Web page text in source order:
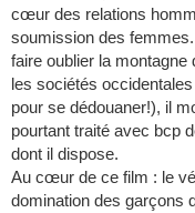
cœur des relations
soumission des
faire oublier la
les sociétés
pour se dédouaner!), il
pourtant traité avec bcp
dont il dispose.
Au cœur de ce film : le
domination des garçons